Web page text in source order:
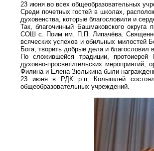
23 июня во всех общеобразовательных
Среди почетных гостей в школах,
духовенства, которые благословили и
Так, благочинный Башмаковскогоокруга
СОШс. Поим им. П.П.Липачёва.
всяческих успехов и обильных милостей
Бога, творить добрые дела и благословил
По сложившейся традиции, протоиерей
духовно-просветительских
Филина и Елена Зюлькинабыли
23 июня в РДК р.п.
Колышлей
общеобразовательных учреждений.